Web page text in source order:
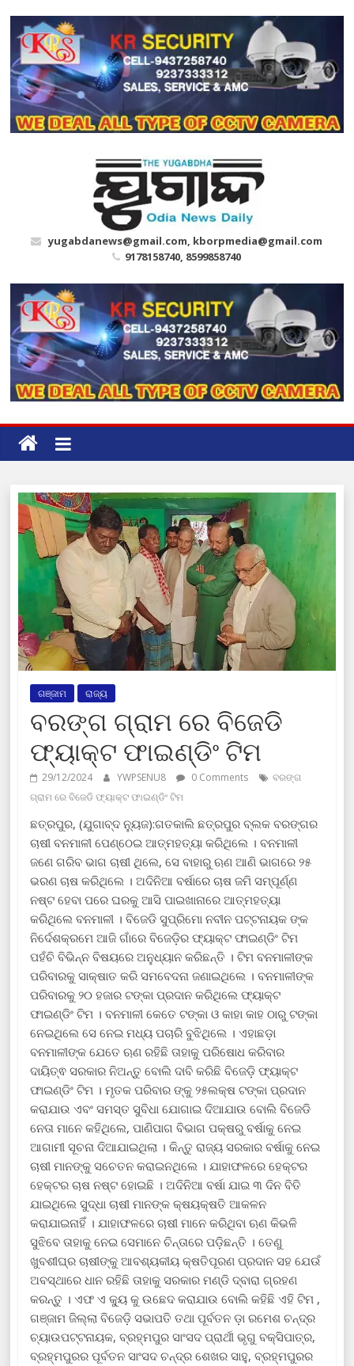
content
yugabdanews@gmail.com, kborpmedia@gmail.com
9178158740, 8599858740
ଗଞ୍ଜାମ ରାଜ୍ୟ
ବରଙ୍ଗ ଗ୍ରାମ ରେ ବିଜେଡି
ଫ୍ୟାକ୍ଟ ଫାଇଣ୍ଡିଂ ଟିମ
29/12/2024 YWPSENU8 0 Comments
ବରଙ୍ଗ
ଗ୍ରାମ ରେ ବିଜେଡି ଫ୍ୟାକ୍ଟ ଫାଇଣ୍ଡିଂ ଟିମ
ଛତ୍ରପୁର, (ଯୁଗାବ୍ଦ ନ୍ୟୁଜ):ଗତକାଲି ଛତ୍ରପୁର ବ୍ଲକ ବରଙ୍ଗର
ଚାଷୀ ବନମାଳୀ ପେଣ୍ଠେଇ ଆତ୍ମହତ୍ୟା କରିଥିଲେ । ବନମାଳୀ
ଜଣେ ଗରିବ ଭାଗ ଚାଷୀ ଥିଲେ, ସେ ବାହାରୁ ଋଣ ଆଣି ଭାଗରେ ୨୫
ଭରଣ ଚାଷ କରିଥିଲେ । ଅଦିନିଆ ବର୍ଷାରେ ଚାଷ ଜମି ସମ୍ପୂର୍ଣ୍ଣ
ନଷ୍ଟ ହେବା ପରେ ଘରକୁ ଆସି ପାଇଖାନାରେ ଆତ୍ମହତ୍ୟା
କରିଥିଲେ ବନମାଳୀ । ବିଜେଡି ସୁପ୍ରିମୋ ନବୀନ ପଟ୍ଟନାୟକ ଙ୍କ
ନିର୍ଦେଶକ୍ରମେ ଆଜି ଗାଁରେ ବିଜେଡ଼ିର ଫ୍ୟାକ୍ଟ ଫାଇଣ୍ଡିଂ ଟିମ
ପହଁଚି ବିଭିନ୍ନ ବିଷୟରେ ଅନୁଧ୍ୟାନ କରିଛନ୍ତି । ଟିମ ବନମାଳୀଙ୍କ
ପରିବାରକୁ ସାକ୍ଷାତ କରି ସମବେଦନା ଜଣାଇଥିଲେ । ବନମାଳୀଙ୍କ
ପରିବାରକୁ ୨୦ ହଜାର ଟଙ୍କା ପ୍ରଦାନ କରିଥିଲେ ଫ୍ୟାକ୍ଟ
ଫାଇଣ୍ଡିଂ ଟିମ । ବନମାଳୀ କେତେ ଟଙ୍କା ଓ କାହା କାହ ଠାରୁ ଟଙ୍କା
ନେଇଥିଲେ ସେ ନେଇ ମଧ୍ୟ ପଚାରି ବୁଝିଥିଲେ । ଏହାଛଡ଼ା
ବନମାଳୀଙ୍କ ଯେତେ ଋଣ ରହିଛି ତାହାକୁ ପରିଷୋଧ କରିବାର
ଦାୟିତ୍ଵ ସରକାର ନିଅନ୍ତୁ ‌ବୋଲି ଦାବି କରିଛି ବିଜେଡ଼ି ଫ୍ୟାକ୍ଟ
ଫାଇଣ୍ଡିଂ ଟିମ । ମୃତକ ପରିବାର ଙ୍କୁ ୨୫ଲକ୍ଷ ଟଙ୍କା ପ୍ରଦାନ
କରାଯାଉ ଏବଂ ସମସ୍ତ ସୁବିଧା ଯୋଗାଇ ଦିଆଯାଉ ବୋଲି ବିଜେଡି
ନେତା ମାନେ କହିଥିଲେ, ପାଣିପାଗ ବିଭାଗ ପକ୍ଷରୁ ବର୍ଷାକୁ ନେଇ
ଆଗାମୀ ସୂଚନା ଦିଆଯାଇଥିଲା । କିନ୍ତୁ ରାଜ୍ୟ ସରକାର ବର୍ଷାକୁ ନେଇ
ଚାଷୀ ମାନଙ୍କୁ ସଚେତନ କରାଇନଥିଲେ । ଯାହାଫଳରେ ହେକ୍ଟର
ହେକ୍ଟର ଚାଷ ନଷ୍ଟ ହୋଇଛି । ଅଦିନିଆ ବର୍ଷା ଯାଇ ୩ ଦିନ ବିତି
ଯାଇଥିଲେ ସୁଦ୍ଧା ଚାଷୀ ମାନଙ୍କ କ୍ଷୟକ୍ଷତି ଆକଳନ
କରାଯାଇନାହିଁ । ଯାହାଫଳରେ ଚାଷୀ ମାନେ କରିଥିବା ଋଣ କିଭଳି
ସୁଝିବେ ତାହାକୁ ନେଇ ସେମାନେ ଚିନ୍ତାରେ ପଡ଼ିଛନ୍ତି । ତେଣୁ
ଖୁବଶୀଘ୍ର ଚାଷୀଙ୍କୁ ଆବଶ୍ୟକୀୟ କ୍ଷତିପୂରଣ ପ୍ରଦାନ ସହ ଯେଉଁ
ଅବସ୍ଥାରେ ଧାନ ରହିଛି ତାହାକୁ ସରକାର ମଣ୍ଡି ଦ୍ବାରା ଗ୍ରହଣ
କରନ୍ତୁ । ଏଫ ଏ କ୍ୟୁ କୁ ଉଛେଦ କରାଯାଉ ବୋଲି କହିଛି ଏହି ଟିମ ,
ଗଞ୍ଜାମ ଜିଲ୍ଲା ବିଜେଡ଼ି ସଭାପତି ତଥା ପୂର୍ବତନ ଡ଼ା ରମେଶ ଚନ୍ଦ୍ର
ଚ୍ୟାଉପଟ୍ଟନାୟକ, ବ୍ରହ୍ମପୁର ସାଂସଦ ପ୍ରାର୍ଥୀ ଭୃଗୁ ବକ୍ସିପାତ୍ର,
ବ୍ରହ୍ମପୁରର ପୂର୍ବତନ ସାଂସଦ ଚନ୍ଦ୍ର ଶେଖର ସାହୁ, ବ୍ରହ୍ମପୁରର